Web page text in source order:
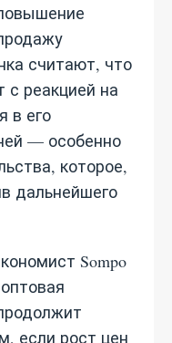
считают, что
с реакцией на
в его
— особенно
которое,
дальнейшего
Sompo
если рост цен